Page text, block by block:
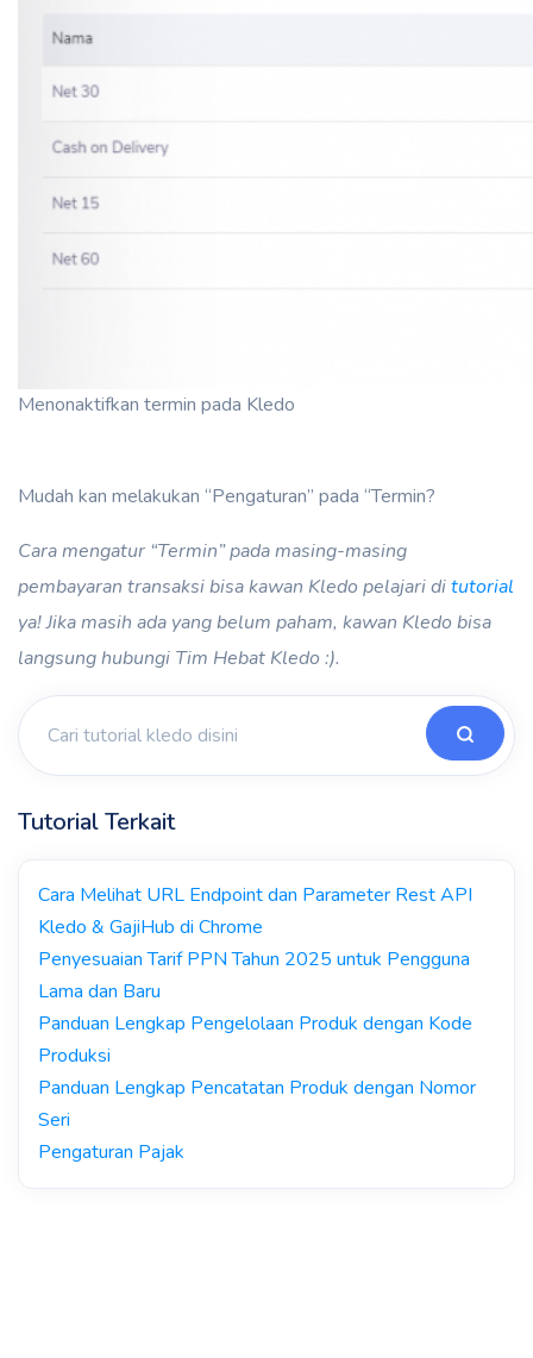
Menonaktifkan termin pada Kledo
Mudah kan melakukan “Pengaturan” pada “Termin?
Cara mengatur “Termin” pada masing-masing
pembayaran transaksi bisa kawan Kledo pelajari ditutorial
ya!Jika masih ada yang belum paham, kawan Kledo bisa
langsung hubungi Tim Hebat Kledo :).
Tutorial Terkait
Cara Melihat URL Endpoint dan Parameter Rest API
Kledo & GajiHub di Chrome
Penyesuaian Tarif PPN Tahun 2025 untuk Pengguna
Lama dan Baru
Panduan Lengkap Pengelolaan Produk dengan Kode
Produksi
Panduan Lengkap Pencatatan Produk dengan Nomor
Seri
Pengaturan Pajak